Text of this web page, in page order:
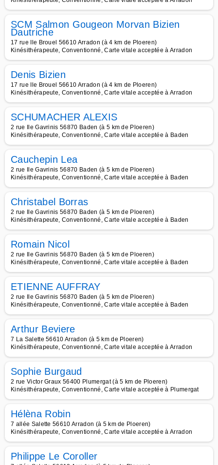
SCM Salmon Gougeon Morvan Bizien
Dautriche
17 rue Ile Brouel 56610 Arradon (à 4 km de Ploeren)
Kinésithérapeute, Conventionné, Carte vitale acceptée à Arradon
Denis Bizien
17 rue Ile Brouel 56610 Arradon (à 4 km de Ploeren)
Kinésithérapeute, Conventionné, Carte vitale acceptée à Arradon
SCHUMACHER ALEXIS
2 rue Ile Gavrinis 56870 Baden (à 5 km de Ploeren)
Kinésithérapeute, Conventionné, Carte vitale acceptée à Baden
Cauchepin Lea
2 rue Ile Gavrinis 56870 Baden (à 5 km de Ploeren)
Kinésithérapeute, Conventionné, Carte vitale acceptée à Baden
Christabel Borras
2 rue Ile Gavrinis 56870 Baden (à 5 km de Ploeren)
Kinésithérapeute, Conventionné, Carte vitale acceptée à Baden
Romain Nicol
2 rue Ile Gavrinis 56870 Baden (à 5 km de Ploeren)
Kinésithérapeute, Conventionné, Carte vitale acceptée à Baden
ETIENNE AUFFRAY
2 rue Ile Gavrinis 56870 Baden (à 5 km de Ploeren)
Kinésithérapeute, Conventionné, Carte vitale acceptée à Baden
Arthur Beviere
7 La Salette 56610 Arradon (à 5 km de Ploeren)
Kinésithérapeute, Conventionné, Carte vitale acceptée à Arradon
Sophie Burgaud
2 rue Victor Graux 56400 Plumergat (à 5 km de Ploeren)
Kinésithérapeute, Conventionné, Carte vitale acceptée à Plumergat
Hélèna Robin
7 allée Salette 56610 Arradon (à 5 km de Ploeren)
Kinésithérapeute, Conventionné, Carte vitale acceptée à Arradon
Philippe Le Coroller